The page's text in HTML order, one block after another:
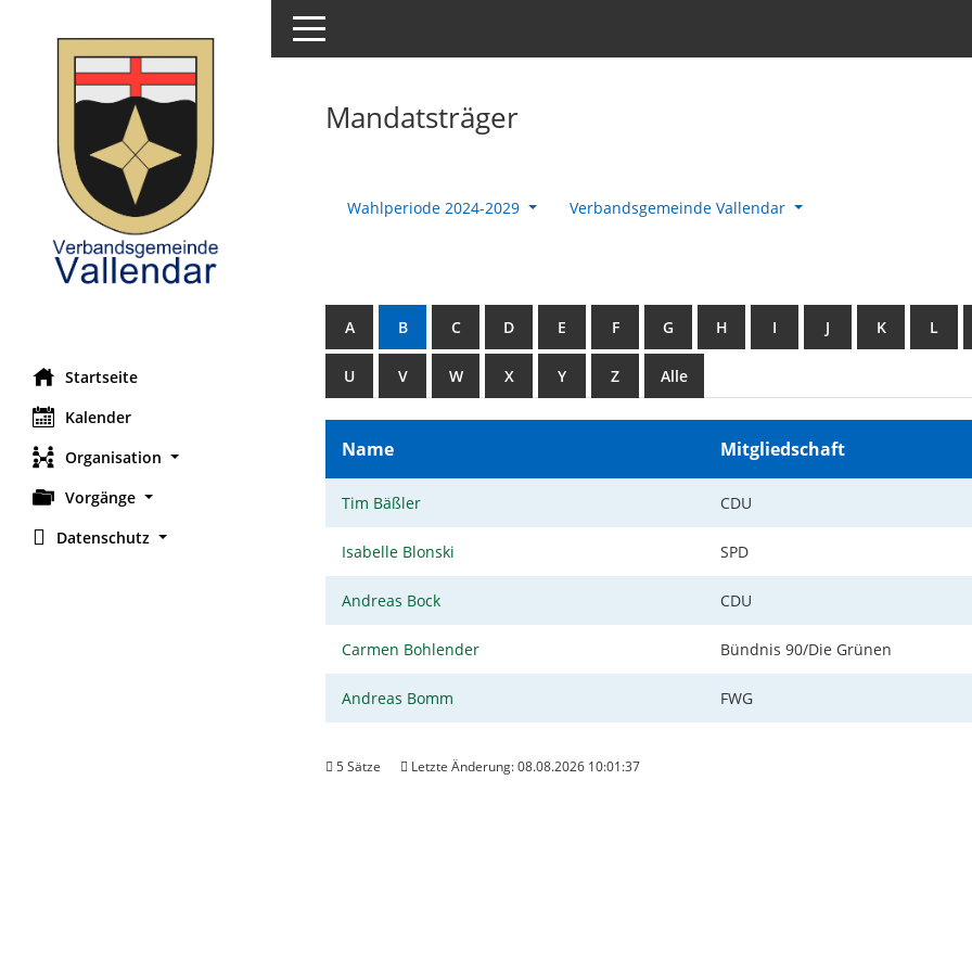
Startseite
Kalender
Organisation
Vorgänge
Datenschutz
Toggle navigation
Mandatsträger
Wahlperiode 2024-2029 Verbandsgemeinde Vallendar
A B C D E F G H I J K L
U V W X Y Z Alle
Name Mitgliedschaft
Tim Bäßler CDU
Isabelle Blonski SPD
Andreas Bock CDU
Carmen Bohlender Bündnis 90/Die Grünen
Andreas Bomm FWG
5 Sätze Letzte Änderung: 08.08.2026 10:01:37